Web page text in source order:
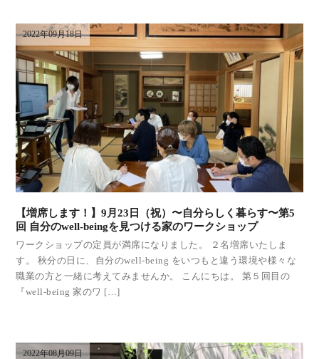
2022年09月18日
【増席します！】9月23日（祝）〜自分らしく暮らす〜第5
回 自分のwell-beingを見つける家のワークショップ
ワークショップの定員が満席になりました。 ２名増席いたしま
す。 秋分の日に、自分のwell-being をいつもと違う環境や様々な
職業の方と一緒に考えてみませんか。 こんにちは。 第５回目の
『well-being 家のワ […]
2022年08月09日